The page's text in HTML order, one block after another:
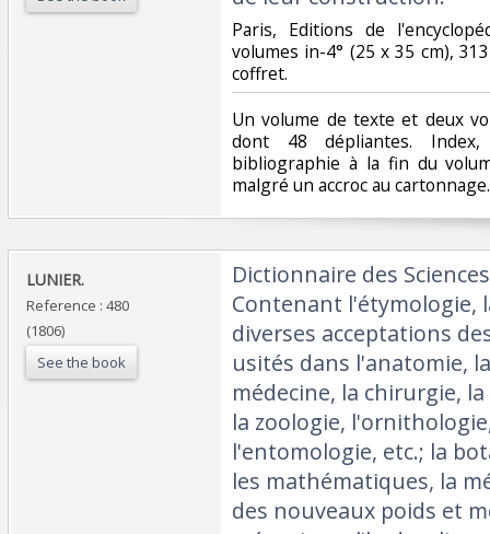
‎Paris, Editions de
volumes in-4° (25 x 35 cm),
coffret.‎
‎Un volume de texte et deux
dont 48 dépliantes.
bibliographie à la fin du
malgré un accroc au cartonnage.‎
‎LUNIER. ‎
Reference : 480
(1806)
See the book
‎Dictionnaire des
Contenant l'étymologie,
diverses acceptations
usités dans l'anatomie,
médecine, la chirurgie,
la zoologie,
l'entomologie, etc.; la
les mathématiques, la
des nouveaux poids et